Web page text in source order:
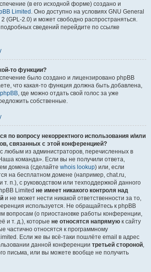
(в его исходной форме) создано и
Limited . Оно доступно на условиях GNU General
(GPL-2.0) и может свободно распространяться.
сведений перейдите по ссылке
то функции?
было создано и лицензировано phpBB
что какая-то функция должна быть добавлена,
, где можно отдать свой голос за уже
собственные.
по вопросу некорректного использования и/или
связанных с этой конференцией?
любым из администраторов, перечисленных в
команда». Если вы не получили ответа,
домена (сделайте whois lookup) или, если
на бесплатном домене (например, chat.ru,
т. п.), с руководством или техподдержкой данного
Limited не имеет никакого контроля над
и не может нести никакой ответственности за то,
используется. Не обращайтесь к phpBB
вопросам (о приостановке работы конференции,
и т. д.), которые не относятся напрямую к сайту
частично относятся к программному
Если же вы всё-таки пошлёте email в адрес
данной конференции третьей стороной,
письма, или вы можете вообще не получить